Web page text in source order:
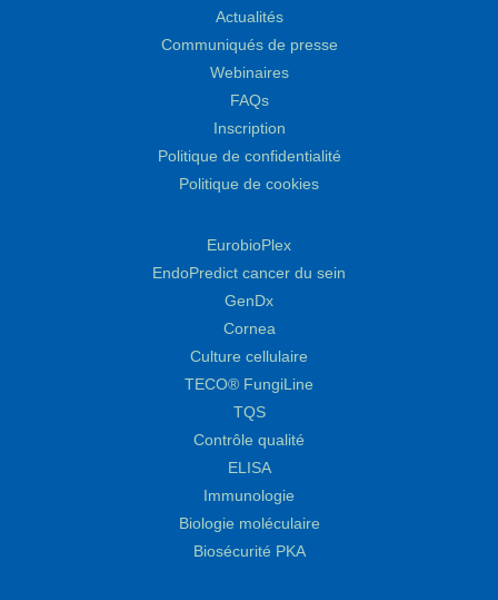
Actualités
Communiqués de presse
Webinaires
FAQs
Inscription
Politique de confidentialité
Politique de cookies
EurobioPlex
EndoPredict cancer du sein
GenDx
Cornea
Culture cellulaire
TECO® FungiLine
TQS
Contrôle qualité
ELISA
Immunologie
Biologie moléculaire
Biosécurité PKA